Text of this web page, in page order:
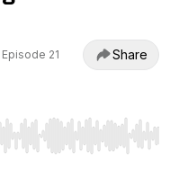
Episode 21 Share
Home/End to jump